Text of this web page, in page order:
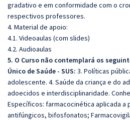
gradativo e em conformidade com o
respectivos professores.
4. Material de apoio:
4.1. Videoaulas (com slides)
4.2. Audioaulas
5. O Curso não contemplará os
Único de Saúde - SUS: 3. Políticas
adolescente. 4. Saúde da criança e do
adoecidos e interdisciplinaridade.
Específicos: farmacocinética aplicada
antifúngicos, bifosfonatos;